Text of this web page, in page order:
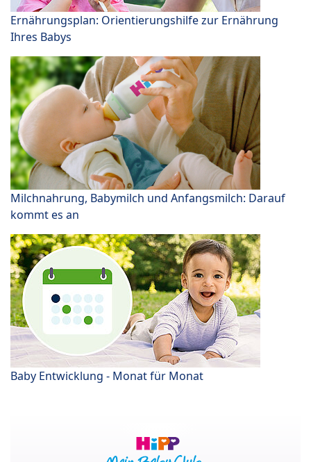
Ernährungsplan: Orientierungshilfe zur Ernährung
Ihres Babys
Milchnahrung, Babymilch und Anfangsmilch: Darauf
kommt es an
Baby Entwicklung - Monat für Monat